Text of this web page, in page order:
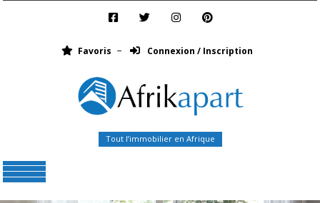
Favoris Connexion / Inscription
Tout l’immobilier en Afrique